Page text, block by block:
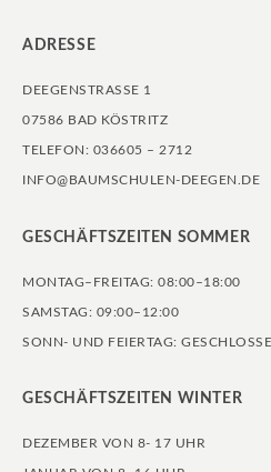
ADRESSE
DEEGENSTRASSE 1
07586 BAD KÖSTRITZ
TELEFON: 036605 – 2712
INFO@BAUMSCHULEN-DEEGEN.DE
GESCHÄFTSZEITEN SOMMER
MONTAG–FREITAG: 08:00–18:00
SAMSTAG: 09:00–12:00
SONN- UND FEIERTAG:
GESCHÄFTSZEITEN WINTER
DEZEMBER VON 8- 17 UHR